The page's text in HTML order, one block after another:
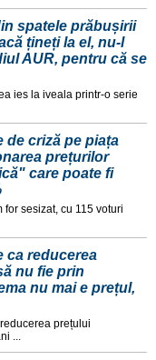
spatele prăbușirii
țineți la el, nu-l
AUR, pentru că se
ies la iveala printr-o serie
de criză pe piața
prețurilor
care poate fi
sesizat, cu 115 voturi
ca reducerea
nu fie prin
nu mai e prețul,
prețului
...